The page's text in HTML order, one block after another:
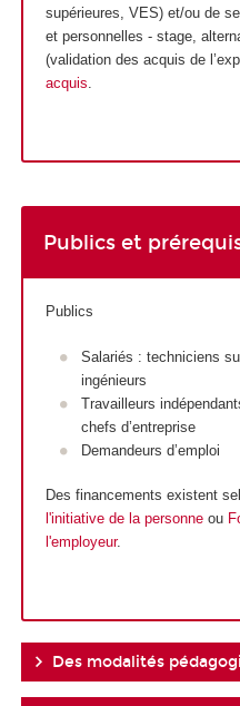
supérieures, VES) et/ou de
et personnelles - stage,
(validation des acquis de
acquis.
Publics et
Publics
Salariés : techniciens
ingénieurs
Travailleurs
chefs d’entreprise
Demandeurs d’emploi
Des financements existent
l'initiative de la personneou
l'employeur.
Des modalités